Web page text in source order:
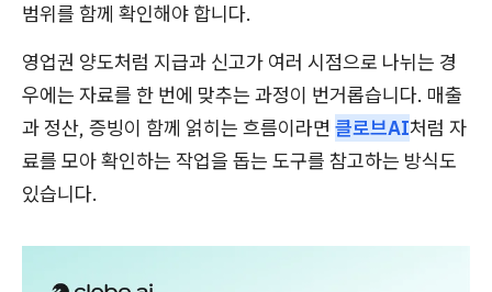
범위를 함께 확인해야 합니다.
영업권 양도처럼 지급과 신고가 여러 시점으로 나뉘는 경
우에는 자료를 한 번에 맞추는 과정이 번거롭습니다. 매출
과 정산, 증빙이 함께 얽히는 흐름이라면 클로브AI처럼 자
료를 모아 확인하는 작업을 돕는 도구를 참고하는 방식도
있습니다.